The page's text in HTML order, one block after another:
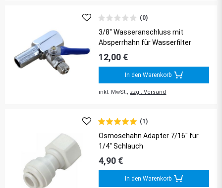
(0)
3/8" Wasseranschluss mit
Absperrhahn für Wasserfilter
12,00 €
In den Warenkorb
inkl. MwSt., zzgl. Versand
(1)
Osmosehahn Adapter 7/16" für
1/4" Schlauch
4,90 €
In den Warenkorb